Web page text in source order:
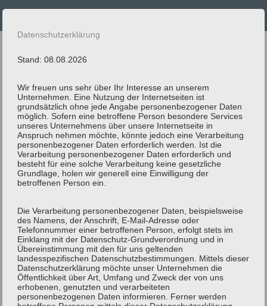
Ihr Taxi- und Mietwagen-Unternehmen
aus Oelde
02522 6969
02522 6969
Leistungen
unsere Leistungen für Sie …
Datenschutzerklärung
Stand: 08.08.2026
Wir freuen uns sehr über Ihr Interesse an unserem
Unternehmen. Eine Nutzung der Internetseiten ist
grundsätzlich ohne jede Angabe personenbezogener Daten
möglich. Sofern eine betroffene Person besondere Services
unseres Unternehmens über unsere Internetseite in
Anspruch nehmen möchte, könnte jedoch eine Verarbeitung
personenbezogener Daten erforderlich werden. Ist die
Verarbeitung personenbezogener Daten erforderlich und
besteht für eine solche Verarbeitung keine gesetzliche
Grundlage, holen wir generell eine Einwilligung der
betroffenen Person ein.
Die Verarbeitung personenbezogener Daten, beispielsweise
des Namens, der Anschrift, E-Mail-Adresse oder
Telefonnummer einer betroffenen Person, erfolgt stets im
Einklang mit der Datenschutz-Grundverordnung und in
Übereinstimmung mit den für uns geltenden
landesspezifischen Datenschutzbestimmungen. Mittels dieser
Datenschutzerklärung möchte unser Unternehmen die
Öffentlichkeit über Art, Umfang und Zweck der von uns
erhobenen, genutzten und verarbeiteten
personenbezogenen Daten informieren. Ferner werden